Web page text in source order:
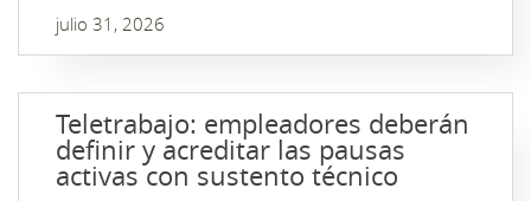
julio 31, 2026
Teletrabajo: empleadores deberán
definir y acreditar las pausas
activas con sustento técnico